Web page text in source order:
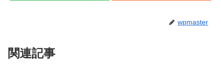
wpmaster
関連記事